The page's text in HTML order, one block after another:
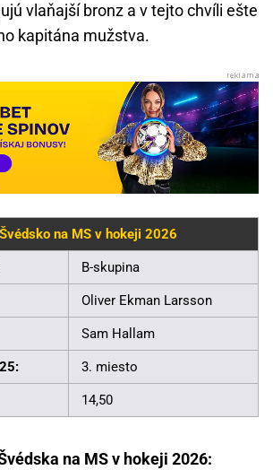
vlaňajší bronz a v tejto chvíli ešte
kapitána mužstva.
Švédsko na MS v hokeji 2026
B-skupina
Oliver Ekman Larsson
Sam Hallam
3. miesto
14,50
na MS v hokeji 2026: